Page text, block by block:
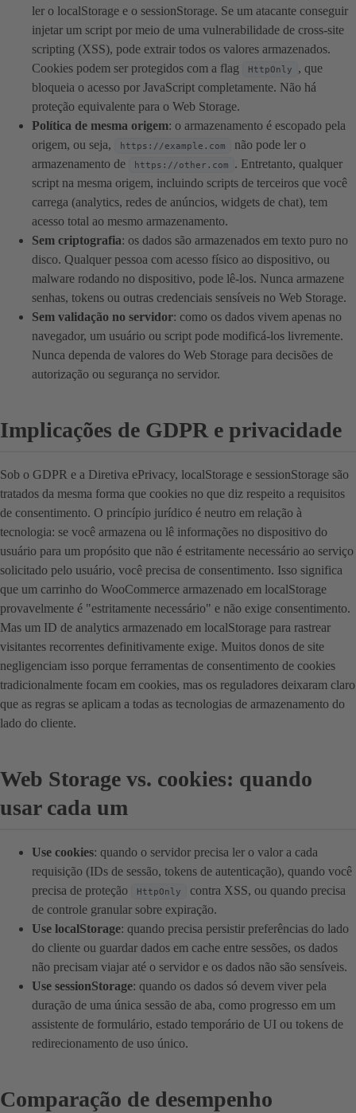
ler o localStorage e o sessionStorage. Se um atacante conseguir
injetar um script por meio de uma vulnerabilidade de cross-site
scripting (XSS), pode extrair todos os valores armazenados.
Cookies podem ser protegidos com a flag
HttpOnly
, que
bloqueia o acesso por JavaScript completamente. Não há
proteção equivalente para o Web Storage.
Política de mesma origem: o armazenamento é escopado pela
origem, ou seja,
https://example.com
não pode ler o
armazenamento de
https://other.com
. Entretanto, qualquer
script na mesma origem, incluindo scripts de terceiros que você
carrega (analytics, redes de anúncios, widgets de chat), tem
acesso total ao mesmo armazenamento.
Sem criptografia: os dados são armazenados em texto puro no
disco. Qualquer pessoa com acesso físico ao dispositivo, ou
malware rodando no dispositivo, pode lê-los. Nunca armazene
senhas, tokens ou outras credenciais sensíveis no Web Storage.
Sem validação no servidor: como os dados vivem apenas no
navegador, um usuário ou script pode modificá-los livremente.
Nunca dependa de valores do Web Storage para decisões de
autorização ou segurança no servidor.
Implicações de GDPR e privacidade
Sob o GDPR e a Diretiva ePrivacy, localStorage e sessionStorage são
tratados da mesma forma que cookies no que diz respeito a requisitos
de consentimento. O princípio jurídico é neutro em relação à
tecnologia: se você armazena ou lê informações no dispositivo do
usuário para um propósito que não é estritamente necessário ao serviço
solicitado pelo usuário, você precisa de consentimento. Isso significa
que um carrinho do WooCommerce armazenado em localStorage
provavelmente é "estritamente necessário" e não exige consentimento.
Mas um ID de analytics armazenado em localStorage para rastrear
visitantes recorrentes definitivamente exige. Muitos donos de site
negligenciam isso porque ferramentas de consentimento de cookies
tradicionalmente focam em cookies, mas os reguladores deixaram claro
que as regras se aplicam a todas as tecnologias de armazenamento do
lado do cliente.
Web Storage vs. cookies: quando
usar cada um
Use cookies: quando o servidor precisa ler o valor a cada
requisição (IDs de sessão, tokens de autenticação), quando você
precisa de proteção
HttpOnly
contra XSS, ou quando precisa
de controle granular sobre expiração.
Use localStorage: quando precisa persistir preferências do lado
do cliente ou guardar dados em cache entre sessões, os dados
não precisam viajar até o servidor e os dados não são sensíveis.
Use sessionStorage: quando os dados só devem viver pela
duração de uma única sessão de aba, como progresso em um
assistente de formulário, estado temporário de UI ou tokens de
redirecionamento de uso único.
Comparação de desempenho